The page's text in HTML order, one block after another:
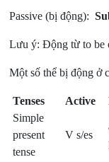
Passive (bị động):
Lưu ý: Động từ to be
Một số thể bị động ở
Tenses Active
Simple
present
tense
V s/es